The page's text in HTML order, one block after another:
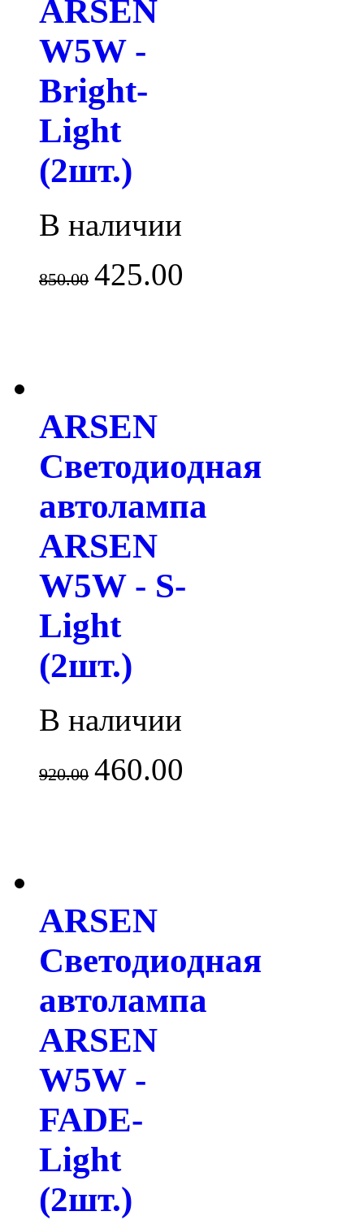
ARSEN
W5W -
Bright-
Light
(2шт.)
В наличии
850.00 425.00
ARSEN
Светодиодная
автолампа
ARSEN
W5W - S-
Light
(2шт.)
В наличии
920.00 460.00
ARSEN
Светодиодная
автолампа
ARSEN
W5W -
FADE-
Light
(2шт.)